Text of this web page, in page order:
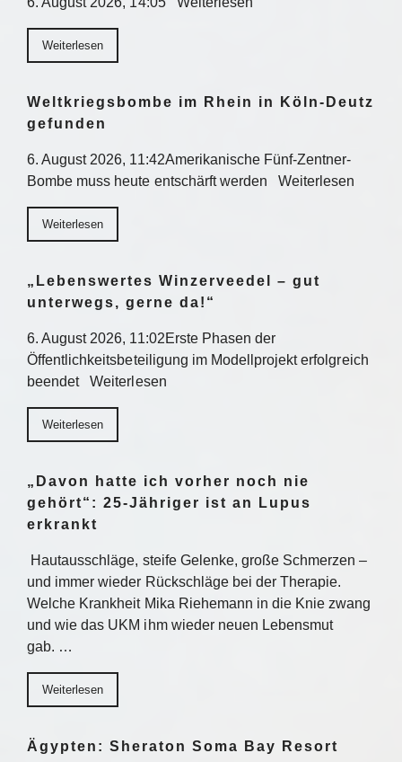
Weiterlesen
Weltkriegsbombe im Rhein in Köln-Deutz
gefunden
6. August 2026, 11:42Amerikanische Fünf-Zentner-
Bombe muss heute entschärft werden Weiterlesen
Weiterlesen
„Lebenswertes Winzerveedel – gut
unterwegs, gerne da!“
6. August 2026, 11:02Erste Phasen der
Öffentlichkeitsbeteiligung im Modellprojekt erfolgreich
beendet Weiterlesen
Weiterlesen
„Davon hatte ich vorher noch nie
gehört“: 25-Jähriger ist an Lupus
erkrankt
Hautausschläge, steife Gelenke, große Schmerzen –
und immer wieder Rückschläge bei der Therapie.
Welche Krankheit Mika Riehemann in die Knie zwang
und wie das UKM ihm wieder neuen Lebensmut
gab. …
Weiterlesen
Ägypten: Sheraton Soma Bay Resort